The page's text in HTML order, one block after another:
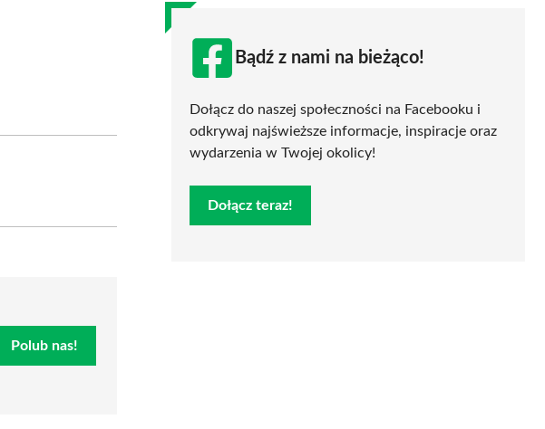
Polub nas!
Bądź z nami na bieżąco!
Dołącz do naszej społeczności na Facebooku i
odkrywaj najświeższe informacje, inspiracje oraz
wydarzenia w Twojej okolicy!
Dołącz teraz!